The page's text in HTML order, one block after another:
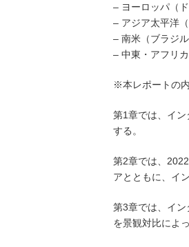
– ヨーロッパ（
– アジア太平洋
– 南米（ブラジ
– 中東・アフリ
※本レポートの
第1章では、イ
する。
第2章では、
アとともに、イ
第3章では、イ
を景観対比によ